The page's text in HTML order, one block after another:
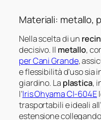
Materiali: metallo,
Nella scelta di un
decisivo. Il metallo,
per Cani Grande,
e flessibilità d’uso sia
giardino. La plastica,
l’Iris Ohyama CI-604E
trasportabili e ideali
estensione